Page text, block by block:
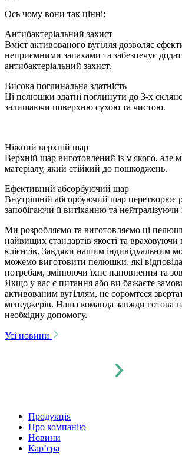
Ось чому вони так цінні:
Антибактеріальний захист
Вміст активованого вугілля дозволяє
неприємними запахами та забезпечує
антибактеріальний захист.
Висока поглинальна здатність
Ці пелюшки здатні поглинути до 3-х
залишаючи поверхню сухою та чистою.
Ніжний верхній шар
Верхній шар виготовлений із м'якого, але
матеріалу, який стійкий до пошкоджень.
Ефективний абсорбуючий шар
Внутрішній абсорбуючий шар перетворює
запобігаючи її витіканню та
Ми розробляємо та виготовляємо ці
найвищих стандартів якості та
клієнтів. Завдяки нашим індивідуальним
можемо виготовити пелюшки, які
потребам, змінюючи їхнє наповнення та
Якщо у вас є питання або ви бажаєте
активованим вугіллям, не соромтеся
менеджерів. Наша команда завжди готова
необхідну допомогу.
Усі новини
Продукція
Про компанію
Новини
Кар’єра